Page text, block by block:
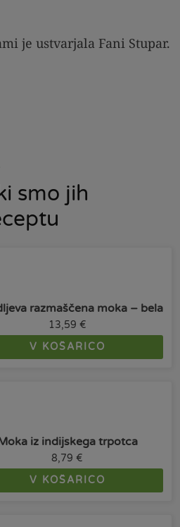
je ustvarjala Fani Stupar.
smo jih
razmaščena moka – bela
13,59 €
V KOŠARICO
iz indijskega trpotca
8,79€
V KOŠARICO